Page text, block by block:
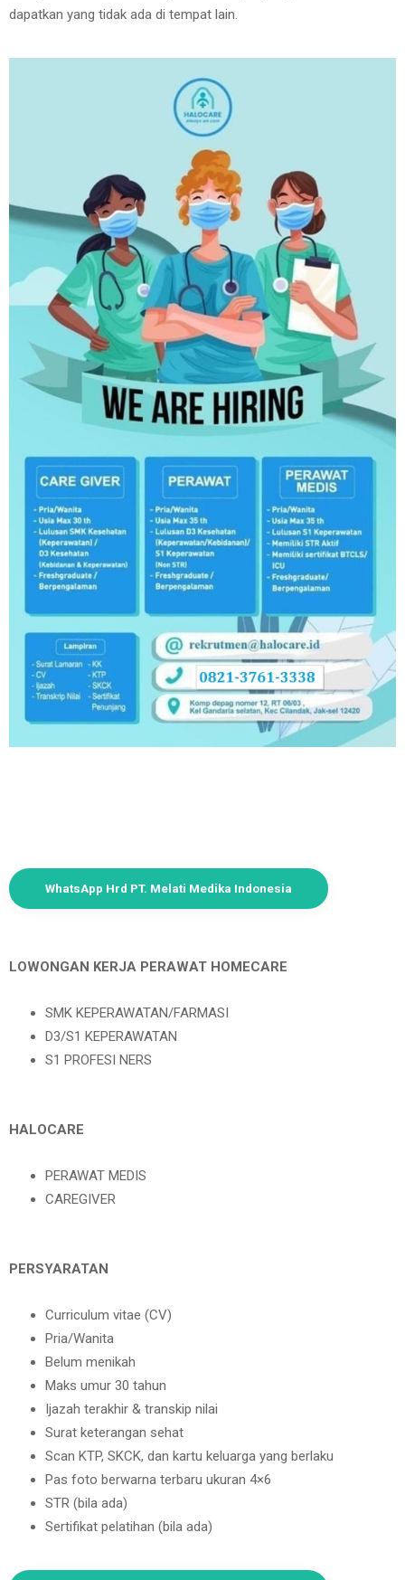
dapatkan yang tidak ada di tempat lain.
WhatsApp Hrd PT. Melati Medika Indonesia
LOWONGAN KERJA PERAWAT HOMECARE
SMK KEPERAWATAN/FARMASI
D3/S1 KEPERAWATAN
S1 PROFESI NERS
HALOCARE
PERAWAT MEDIS
CAREGIVER
PERSYARATAN
Curriculum vitae (CV)
Pria/Wanita
Belum menikah
Maks umur 30 tahun
Ijazah terakhir & transkip nilai
Surat keterangan sehat
Scan KTP, SKCK, dan kartu keluarga yang berlaku
Pas foto berwarna terbaru ukuran 4×6
STR (bila ada)
Sertifikat pelatihan (bila ada)